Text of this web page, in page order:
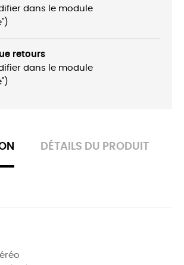
dans le module
retours
dans le module
DÉTAILS DU PRODUIT